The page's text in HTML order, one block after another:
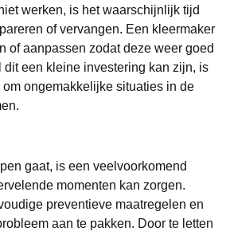
werken, is het waarschijnlijk tijd
of vervangen. Een kleermaker
of aanpassen zodat deze weer goed
dit een kleine investering kan zijn, is
om ongemakkelijke situaties in de
gaat, is een veelvoorkomend
momenten kan zorgen.
preventieve maatregelen en
aan te pakken. Door te letten